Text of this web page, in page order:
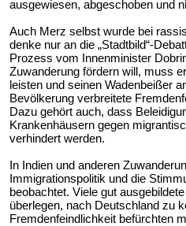
ausgewiesen, abgeschoben und
Auch Merz selbst wurde bei
denke nur an die „Stadtbild“-
Prozess vom Innenminister
Zuwanderung fördern will, muss
leisten und seinen Wadenbeißer
Bevölkerung verbreitete
Dazu gehört auch, dass
Krankenhäusern gegen
verhindert werden.
In Indien und anderen
Immigrationspolitik und die
beobachtet. Viele gut
überlegen, nach Deutschland zu
Fremdenfeindlichkeit befürchten